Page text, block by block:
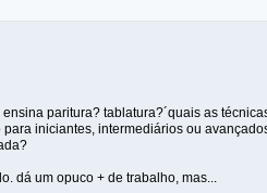
paritura? tablatura?´quais as
iniciantes, intermediários ou
dá um opuco + de trabalho, mas...